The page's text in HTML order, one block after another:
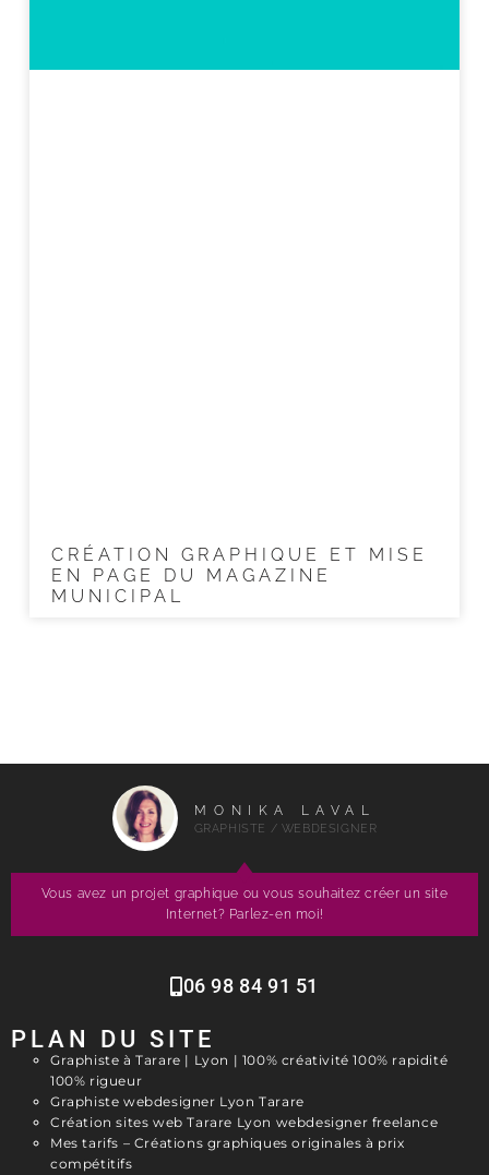
CRÉATION GRAPHIQUE ET MISE
EN PAGE DU MAGAZINE
MUNICIPAL
PLAN DU SITE
Graphiste à Tarare | Lyon | 100% créativité 100% rapidité
100% rigueur
Graphiste webdesigner Lyon Tarare
Création sites web Tarare Lyon webdesigner freelance
Mes tarifs – Créations graphiques originales à prix
compétitifs
Vous avez un projet graphique ou vous souhaitez créer un site
Internet? Parlez-en moi!
MONIKA LAVAL
GRAPHISTE / WEBDESIGNER
06 98 84 91 51